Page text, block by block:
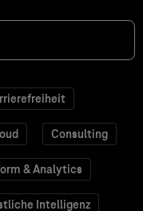
Consulting
& Analytics
Intelligenz